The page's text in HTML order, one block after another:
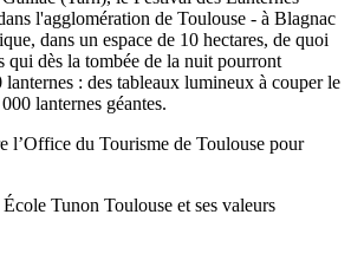
l'agglomération de Toulouse - à Blagnac
dans un espace de 10 hectares, de quoi
qui dès la tombée de la nuit pourront
: des tableaux lumineux à couper le
lanternes géantes.
l’Office du Tourisme de Toulouse pour
Tunon Toulouse et ses valeurs